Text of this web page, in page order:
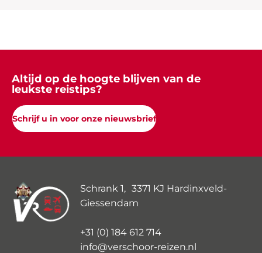
Altijd op de hoogte blijven van de
leukste reistips?
Schrijf u in voor onze nieuwsbrief
Schrank 1, 3371 KJ Hardinxveld-
Giessendam
+31 (0) 184 612 714
info@verschoor-reizen.nl